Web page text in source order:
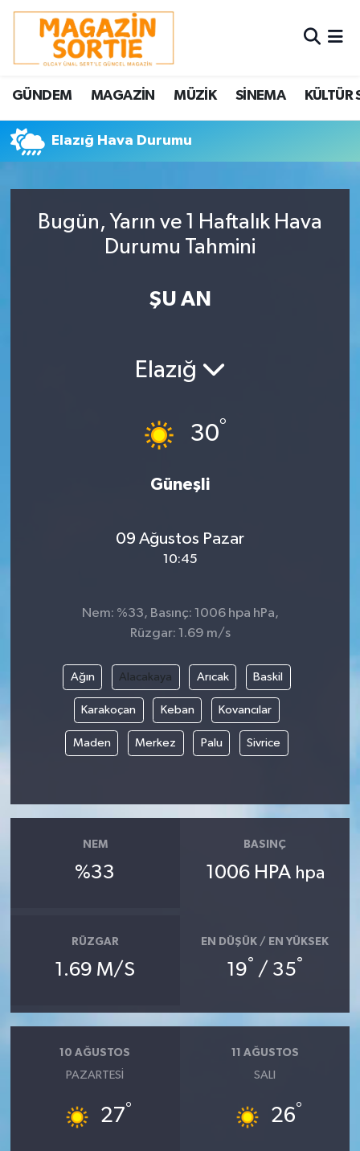
GÜNDEM MAGAZİN MÜZİK SİNEMA KÜLTÜR
Elazığ Hava Durumu
Bugün, Yarın ve 1 Haftalık Hava
Durumu Tahmini
ŞU AN
Elazığ
30°
Güneşli
09 Ağustos Pazar
10:45
Nem: %33, Basınç: 1006 hpa hPa,
Rüzgar: 1.69 m/s
Ağın Alacakaya Arıcak Baskil
Karakoçan Keban Kovancılar
Maden Merkez Palu Sivrice
NEM
%33
BASINÇ
1006 HPA hpa
RÜZGAR
1.69 M/S
EN DÜŞÜK / EN YÜKSEK
19° / 35°
10 AĞUSTOS
PAZARTESI
27°
11 AĞUSTOS
SALI
26°
Nöbetçi Eczaneler
Hava Durumu
Trafik Durumu
Tüm Manşetler